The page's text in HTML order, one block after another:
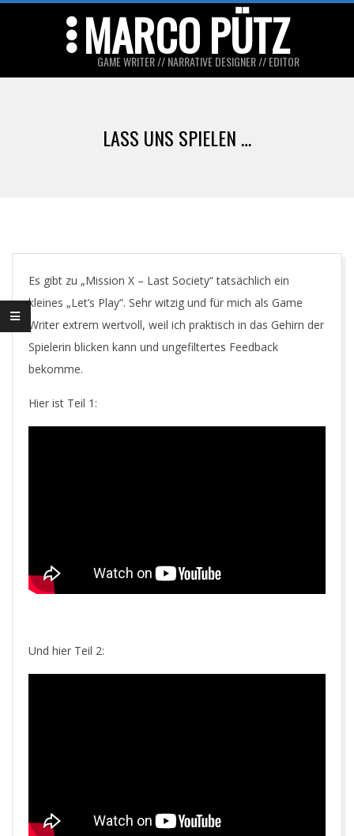
MARCO PÜTZ
GAME WRITER // NARRATIVE DESIGNER // EDITOR
LASS UNS SPIELEN …
Es gibt zu „Mission X – Last Society“ tatsächlich ein
kleines „Let’s Play“. Sehr witzig und für mich als Game
Writer extrem wertvoll, weil ich praktisch in das Gehirn der
Spielerin blicken kann und ungefiltertes Feedback
bekomme.
Hier ist Teil 1:
Und hier Teil 2: